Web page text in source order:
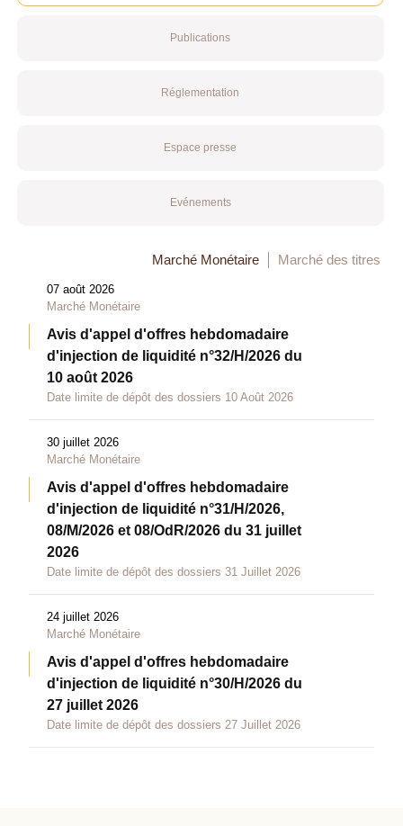
Publications
Réglementation
Espace presse
Evénements
Marché Monétaire Marché des titres
07 août 2026
Marché Monétaire
Avis d'appel d'offres hebdomadaire
d'injection de liquidité n°32/H/2026 du
10 août 2026
Date limite de dépôt des dossiers 10 Août 2026
30 juillet 2026
Marché Monétaire
Avis d'appel d'offres hebdomadaire
d'injection de liquidité n°31/H/2026,
08/M/2026 et 08/OdR/2026 du 31 juillet
2026
Date limite de dépôt des dossiers 31 Juillet 2026
24 juillet 2026
Marché Monétaire
Avis d'appel d'offres hebdomadaire
d'injection de liquidité n°30/H/2026 du
27 juillet 2026
Date limite de dépôt des dossiers 27 Juillet 2026